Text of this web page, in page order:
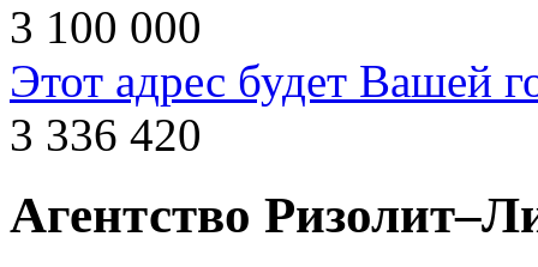
3 100 000
Этот адрес будет Вашей
3 336 420
Агентство